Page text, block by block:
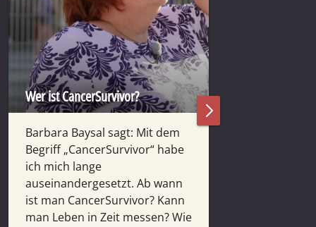
Wer ist CancerSurvivor?
Barbara Baysal sagt: Mit dem
Begriff „CancerSurvivor“ habe
ich mich lange
auseinandergesetzt. Ab wann
ist man CancerSurvivor? Kann
man Leben in Zeit messen? Wie